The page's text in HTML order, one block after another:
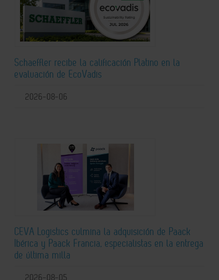
Schaeffler recibe la calificación Platino en la
evaluación de EcoVadis
2026-08-06
CEVA Logistics culmina la adquisición de Paack
Ibérica y Paack Francia, especialistas en la entrega
de última milla
2026-08-05